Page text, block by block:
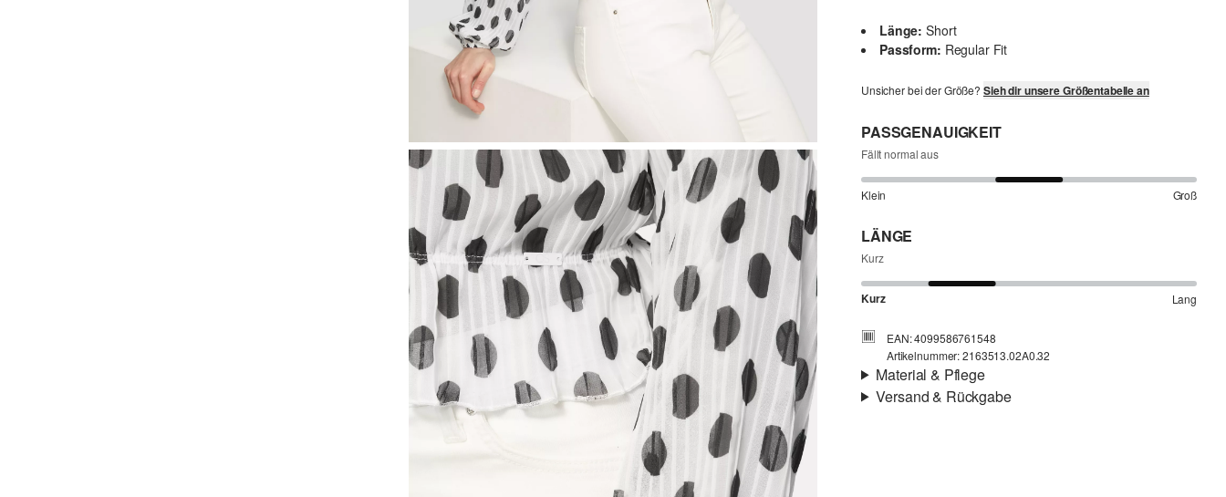
Länge: Short
Passform: Regular Fit
Unsicher bei der Größe? Sieh dir unsere Größentabelle an
PASSGENAUIGKEIT
Fällt normal aus
Klein Groß
LÄNGE
Kurz
Kurz Lang
EAN: 4099586761548
Artikelnummer: 2163513.02A0.32
Material & Pflege
Versand & Rückgabe